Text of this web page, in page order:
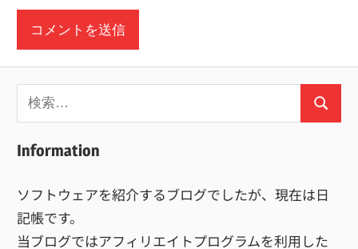
検
索:
検
Information
ソフトウェアを紹介するブログでしたが、現在は日
記帳です。
当ブログではアフィリエイトプログラムを利用した